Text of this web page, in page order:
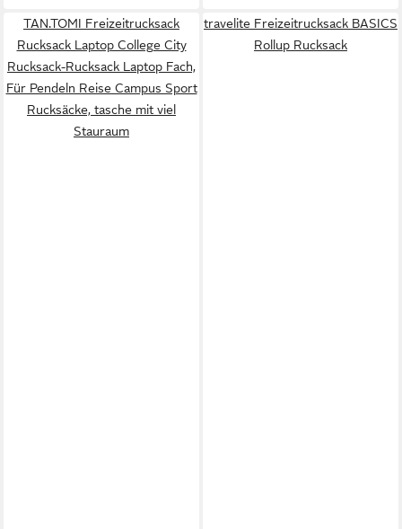
TAN.TOMI Freizeitrucksack
Rucksack Laptop College City
Rucksack-Rucksack Laptop Fach,
Für Pendeln Reise Campus Sport
Rucksäcke, tasche mit viel
Stauraum
travelite Freizeitrucksack BASICS
Rollup Rucksack